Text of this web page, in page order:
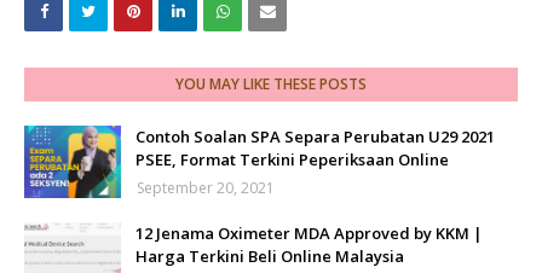
YOU MAY LIKE THESE POSTS
Contoh Soalan SPA Separa Perubatan U29 2021
PSEE, Format Terkini Peperiksaan Online
September 20, 2021
12 Jenama Oximeter MDA Approved by KKM |
Harga Terkini Beli Online Malaysia